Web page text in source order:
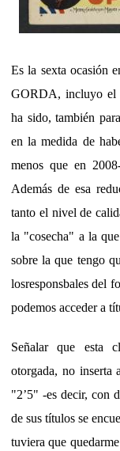
Es la sexta ocasión
GORDA, incluyo el
ha sido, también
en la medida de
menos que en
Además de esa
tanto el nivel de
la "cosecha" a la
sobre la que tengo
losresponsbales del
podemos acceder a
Señalar que esta
otorgada, no inserta
"2’5" -es decir, con
de sus títulos se
tuviera que